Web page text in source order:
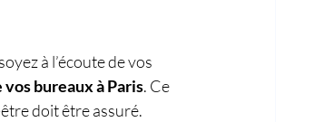
à l’écoute de vos
bureaux à Paris. Ce
doit être assuré.